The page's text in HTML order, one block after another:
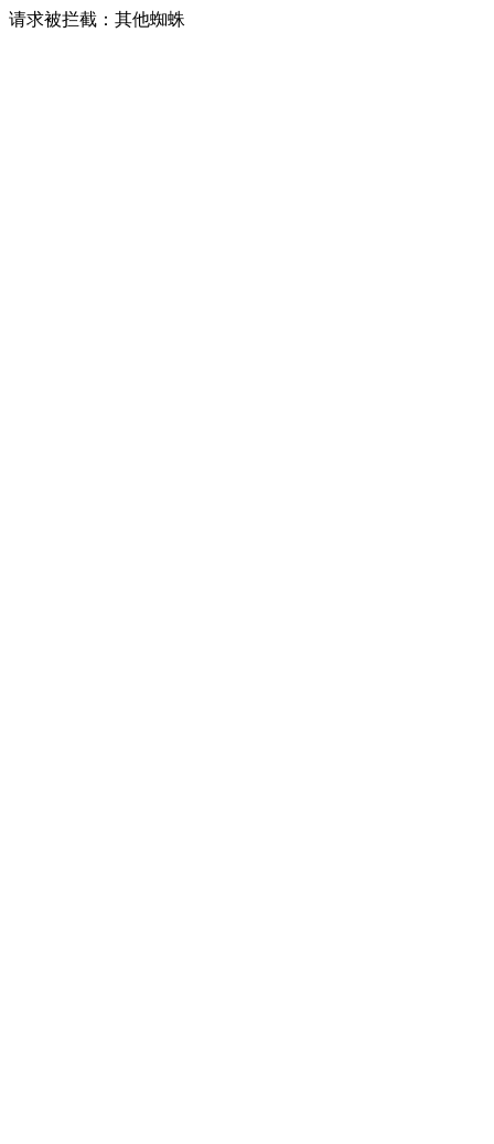
请求被拦截：其他蜘蛛